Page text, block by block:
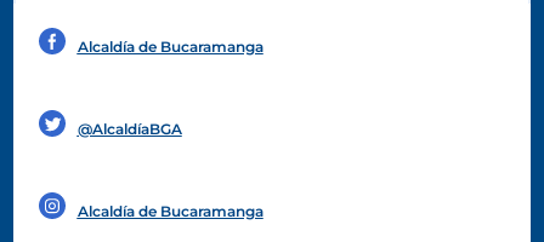
Alcaldía de Bucaramanga
@AlcaldíaBGA
Alcaldía de Bucaramanga